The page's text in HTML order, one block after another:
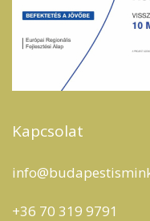
Kapcsolat
+36 70 319 9791